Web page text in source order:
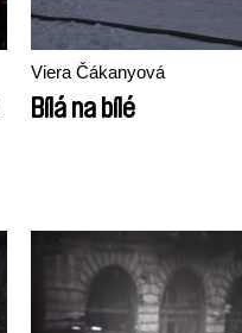
Viera Čákanyová
Bílá na bílé